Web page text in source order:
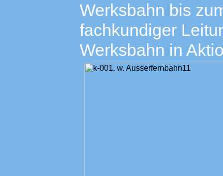
Werksbahn bis
fachkundiger
Werksbahn in